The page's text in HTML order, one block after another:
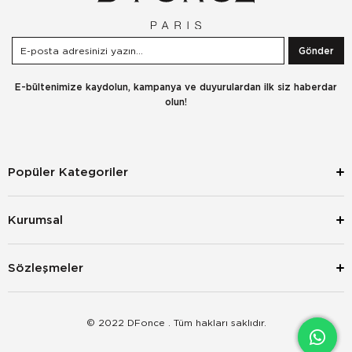
Gönder
E-bültenimize kaydolun, kampanya ve duyurulardan ilk siz haberdar
olun!
Popüler Kategoriler
Kurumsal
Sözleşmeler
© 2022 DFonce . Tüm hakları saklıdır.